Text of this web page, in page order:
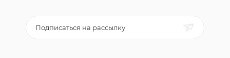
Подписаться на рассылку